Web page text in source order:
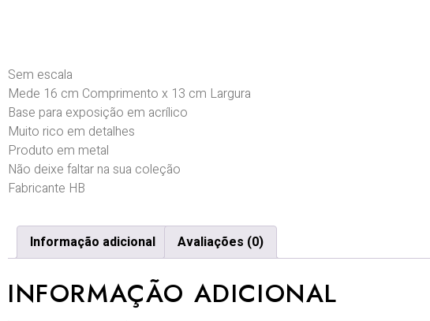
Sem escala
Mede 16 cm Comprimento x 13 cm Largura
Base para exposição em acrílico
Muito rico em detalhes
Produto em metal
Não deixe faltar na sua coleção
Fabricante HB
Informação adicional Avaliações (0)
INFORMAÇÃO ADICIONAL